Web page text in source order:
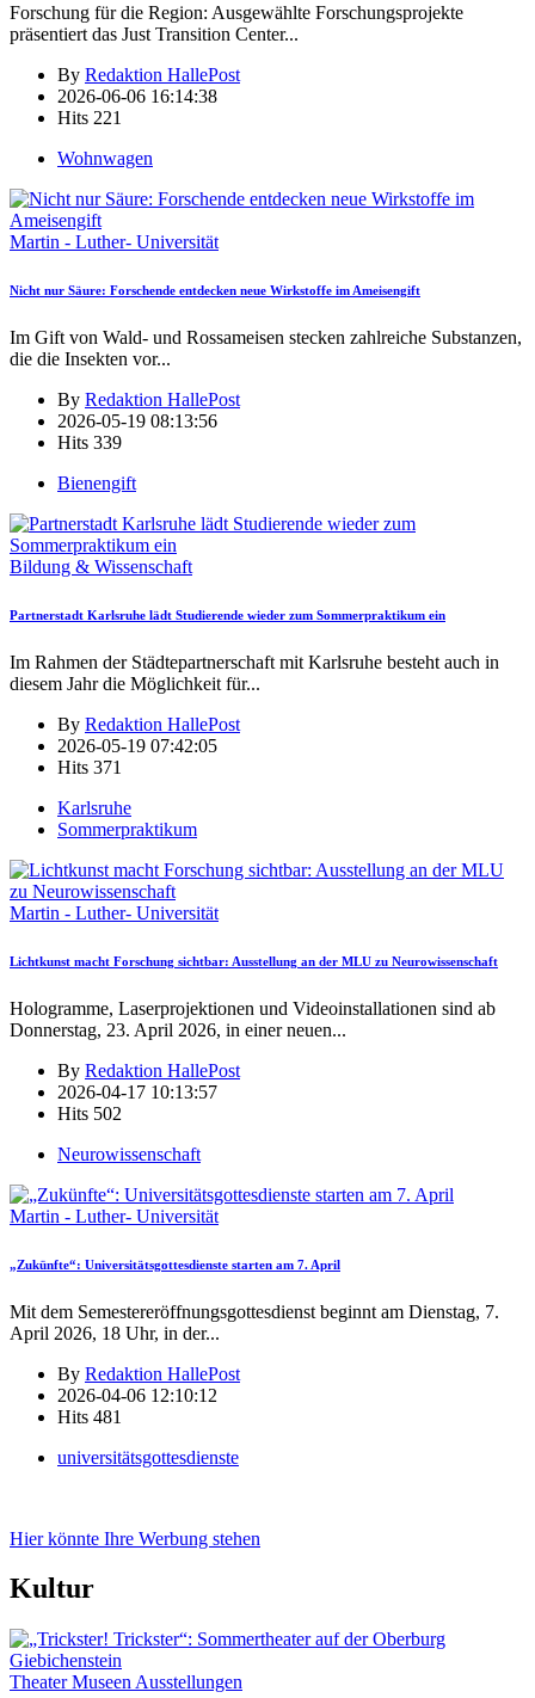
Forschung für die Region: Ausgewählte Forschungsprojekte
präsentiert das Just Transition Center...
By Redaktion HallePost
2026-06-06 16:14:38
Hits 221
Wohnwagen
Martin - Luther- Universität
Nicht nur Säure: Forschende entdecken neue Wirkstoffe im Ameisengift
Im Gift von Wald- und Rossameisen stecken zahlreiche Substanzen,
die die Insekten vor...
By Redaktion HallePost
2026-05-19 08:13:56
Hits 339
Bienengift
Bildung & Wissenschaft
Partnerstadt Karlsruhe lädt Studierende wieder zum Sommerpraktikum ein
Im Rahmen der Städtepartnerschaft mit Karlsruhe besteht auch in
diesem Jahr die Möglichkeit für...
By Redaktion HallePost
2026-05-19 07:42:05
Hits 371
Karlsruhe
Sommerpraktikum
Martin - Luther- Universität
Lichtkunst macht Forschung sichtbar: Ausstellung an der MLU zu Neurowissenschaft
Hologramme, Laserprojektionen und Videoinstallationen sind ab
Donnerstag, 23. April 2026, in einer neuen...
By Redaktion HallePost
2026-04-17 10:13:57
Hits 502
Neurowissenschaft
Martin - Luther- Universität
„Zukünfte“: Universitätsgottesdienste starten am 7. April
Mit dem Semestereröffnungsgottesdienst beginnt am Dienstag, 7.
April 2026, 18 Uhr, in der...
By Redaktion HallePost
2026-04-06 12:10:12
Hits 481
universitätsgottesdienste
Hier könnte Ihre Werbung stehen
Kultur
Theater Museen Ausstellungen